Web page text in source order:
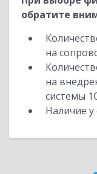
обратите
на
на
системы
Наличие